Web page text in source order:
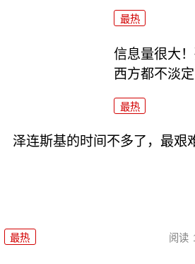
最热
信息量很大
西方都不淡
最热
泽连斯基的时间不多了，最艰
最热 阅读